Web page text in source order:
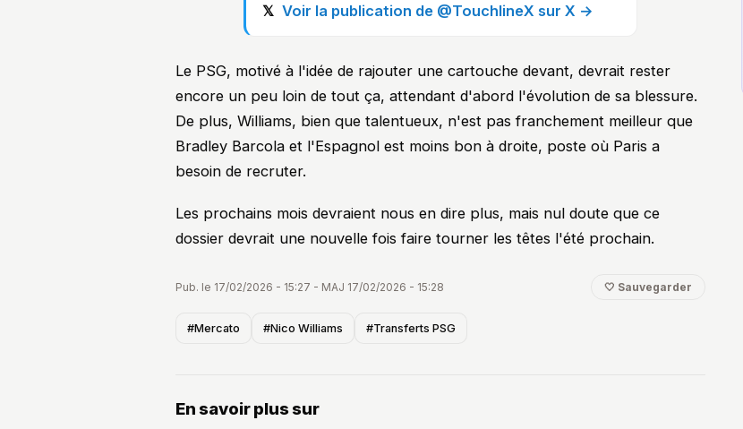
Voir la publication de @TouchlineX sur X →
Le PSG, motivé à l'idée de rajouter une cartouche devant, devrait rester
encore un peu loin de tout ça, attendant d'abord l'évolution de sa blessure.
De plus, Williams, bien que talentueux, n'est pas franchement meilleur que
Bradley Barcola et l'Espagnol est moins bon à droite, poste où Paris a
besoin de recruter.
Les prochains mois devraient nous en dire plus, mais nul doute que ce
dossier devrait une nouvelle fois faire tourner les têtes l'été prochain.
Pub. le 17/02/2026 - 15:27 - MAJ 17/02/2026 - 15:28 🤍 Sauvegarder
#Mercato #Nico Williams #Transferts PSG
En savoir plus sur